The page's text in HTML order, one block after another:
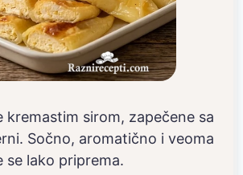
kremastim sirom, zapečene sa
Sočno, aromatično i veoma
se lako priprema.